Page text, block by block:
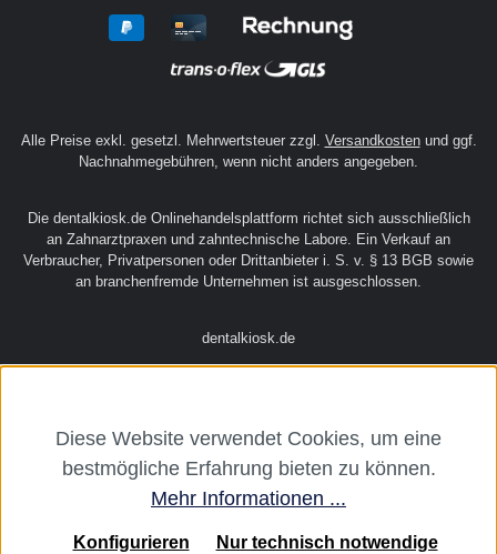
Alle Preise exkl. gesetzl. Mehrwertsteuer zzgl. Versandkostenund ggf.
Nachnahmegebühren, wenn nicht anders angegeben.
Die dentalkiosk.de Onlinehandelsplattform richtet sich ausschließlich
an Zahnarztpraxen und zahntechnische Labore. Ein Verkauf an
Verbraucher, Privatpersonen oder Drittanbieter i. S. v. § 13 BGB sowie
an branchenfremde Unternehmen ist ausgeschlossen.
dentalkiosk.de
Diese Website verwendet Cookies, um eine
bestmögliche Erfahrung bieten zu können.
Mehr Informationen ...
Nur technisch notwendige
Konfigurieren